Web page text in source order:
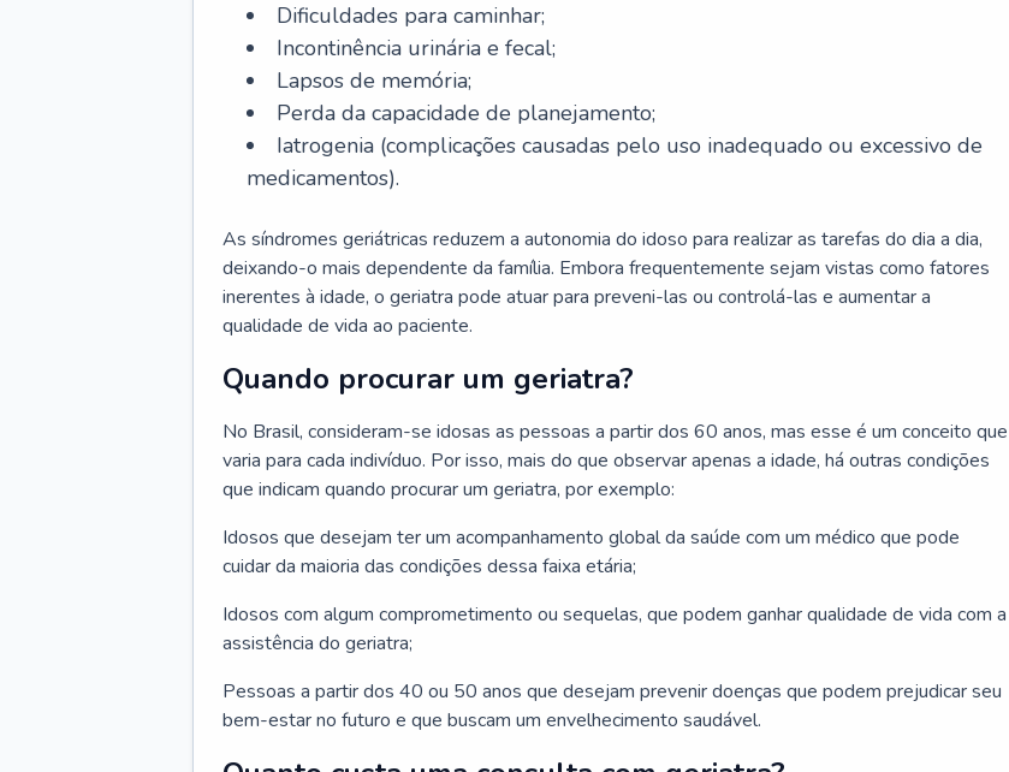
Dificuldades para caminhar;
Incontinência urinária e fecal;
Lapsos de memória;
Perda da capacidade de planejamento;
Iatrogenia (complicações causadas pelo uso inadequado ou excessivo de
medicamentos).
As síndromes geriátricas reduzem a autonomia do idoso para realizar as tarefas do dia a dia,
deixando-o mais dependente da família. Embora frequentemente sejam vistas como fatores
inerentes à idade, o geriatra pode atuar para preveni-las ou controlá-las e aumentar a
qualidade de vida ao paciente.
Quando procurar um geriatra?
No Brasil, consideram-se idosas as pessoas a partir dos 60 anos, mas esse é um conceito que
varia para cada indivíduo. Por isso, mais do que observar apenas a idade, há outras condições
que indicam quando procurar um geriatra, por exemplo:
Idosos que desejam ter um acompanhamento global da saúde com um médico que pode
cuidar da maioria das condições dessa faixa etária;
Idosos com algum comprometimento ou sequelas, que podem ganhar qualidade de vida com a
assistência do geriatra;
Pessoas a partir dos 40 ou 50 anos que desejam prevenir doenças que podem prejudicar seu
bem-estar no futuro e que buscam um envelhecimento saudável.